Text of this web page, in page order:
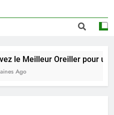
Meilleur Oreiller pour un
Ago